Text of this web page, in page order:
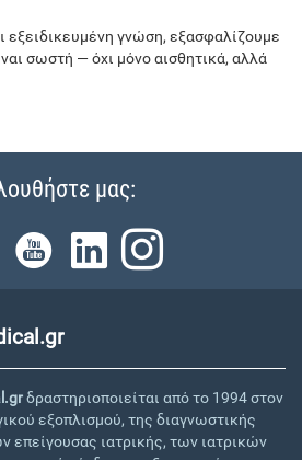
γνώση, εξασφαλίζουμε
σωστή — όχι μόνο αισθητικά, αλλά
μας:
δραστηριοποιείται από το 1994 στον
εξοπλισμού, της διαγνωστικής
επείγουσας ιατρικής, των ιατρικών